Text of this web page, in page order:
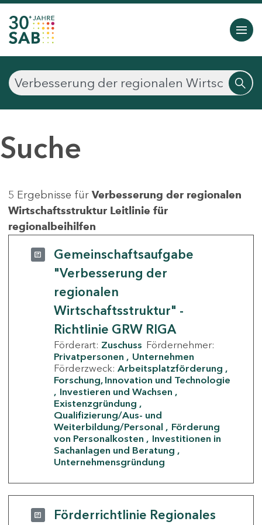
Suche
5 Ergebnisse für Verbesserung der regionalen
Wirtschaftsstruktur Leitlinie für
regionalbeihilfen
Gemeinschaftsaufgabe
"Verbesserung der
regionalen
Wirtschaftsstruktur" -
Richtlinie GRW RIGA
Förderart: Zuschuss Fördernehmer:
Privatpersonen
Unternehmen
Förderzweck: Arbeitsplatzförderung
Forschung, Innovation und Technologie
Investieren und Wachsen
Existenzgründung
Qualifizierung/Aus- und
Weiterbildung/Personal
Förderung
von Personalkosten
Investitionen in
Sachanlagen und Beratung
Unternehmensgründung
Förderrichtlinie Regionales